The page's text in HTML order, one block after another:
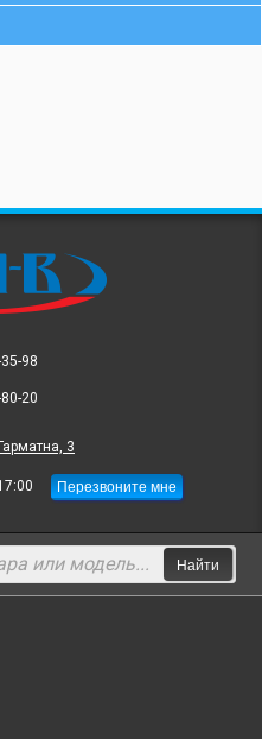
98
20
3
Перезвоните мне
Найти